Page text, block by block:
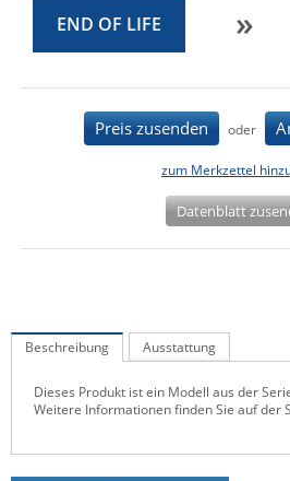
HW group
Icron
IEC Lock
Milesight
Netio
END OF LIFE »
Preis zusenden oder
zum Merkzettel
Datenblatt
Beschreibung Ausstattung
Dieses Produkt ist ein Modell aus der
Weitere Informationen finden Sie auf der